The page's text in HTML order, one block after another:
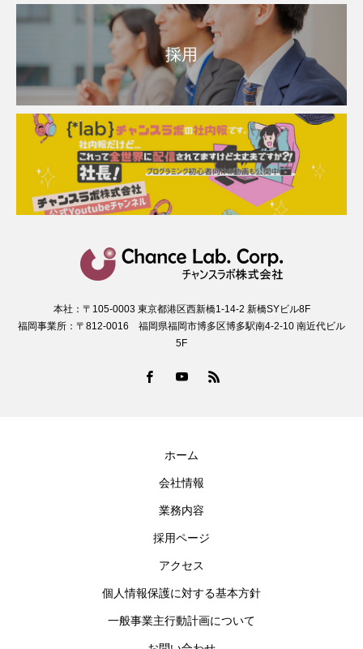
採用
本社：〒105-0003 東京都港区西新橋1-14-2 新橋SYビル8F
福岡事業所：〒812-0016 福岡県福岡市博多区博多駅南4-2-10 南近代ビル
5F
ホーム
会社情報
業務内容
採用ページ
アクセス
個人情報保護に対する基本方針
一般事業主行動計画について